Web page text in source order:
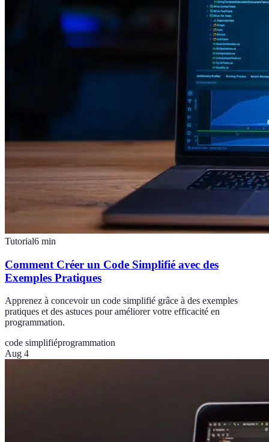
Tutorial6 min
Comment Créer un Code Simplifié avec des
Exemples Pratiques
Apprenez à concevoir un code simplifié grâce à des exemples
pratiques et des astuces pour améliorer votre efficacité en
programmation.
code simplifiéprogrammation
Aug 4